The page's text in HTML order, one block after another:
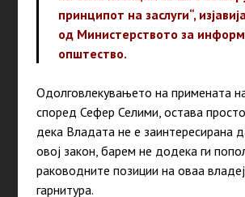
принципот на заслуги“,
од Министерството за
општество.
Одолговлекувањето на примената
според Сефер Селими, остава
дека Владата не е заинтересирана
овој закон, барем не додека ги
раководните позиции на оваа
гарнитура.